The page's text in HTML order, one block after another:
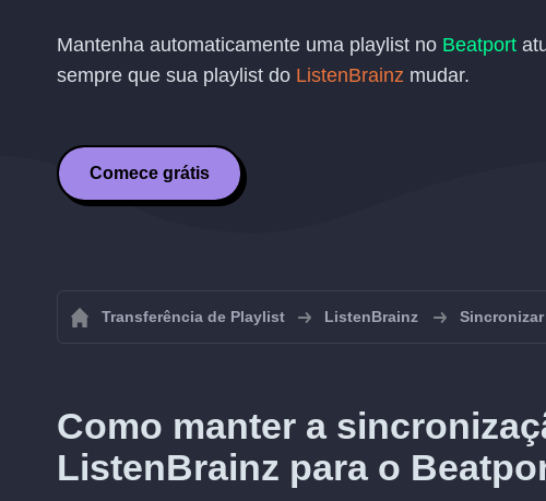
Mantenha automaticamente uma playlist no Beatport
sempre que sua playlist do ListenBrainz mudar.
Comece grátis
Transferência de Playlist ListenBrainz
Como manter a
ListenBrainz para o